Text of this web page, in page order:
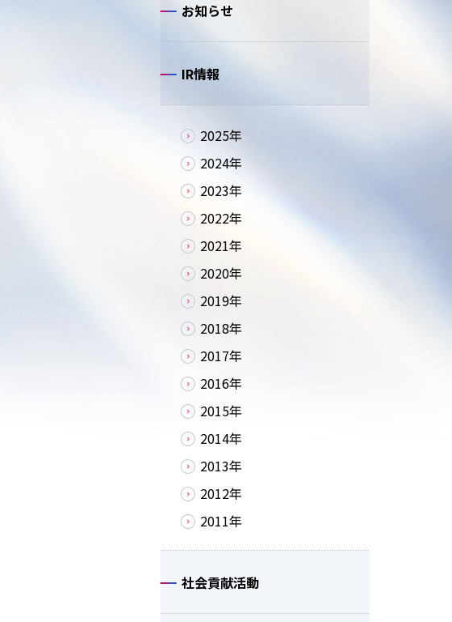
お知らせ
IR情報
2025年
2024年
2023年
2022年
2021年
2020年
2019年
2018年
2017年
2016年
2015年
2014年
2013年
2012年
2011年
社会貢献活動